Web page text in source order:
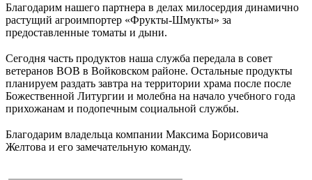
Благодарим нашего партнера в делах милосердия динамично
растущий агроимпортер «Фрукты-Шмукты» за
предоставленные томаты и дыни.
Сегодня часть продуктов наша служба передала в совет
ветеранов ВОВ в Войковском районе. Остальные продукты
планируем раздать завтра на территории храма после после
Божественной Литургии и молебна на начало учебного года
прихожанам и подопечным социальной службы.
Благодарим владельца компании Максима Борисовича
Желтова и его замечательную команду.